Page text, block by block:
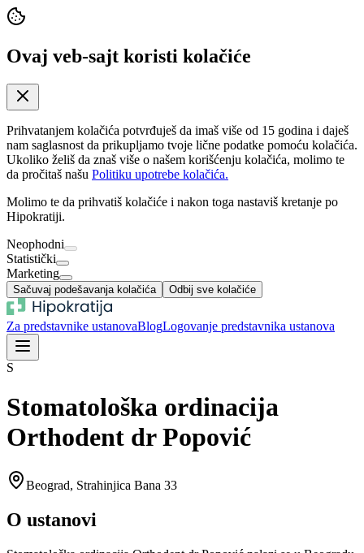
Ovaj veb-sajt koristi kolačiće
Prihvatanjem kolačića potvrđuješ da imaš više od 15 godina i daješ
nam saglasnost da prikupljamo tvoje lične podatke pomoću kolačića.
Ukoliko želiš da znaš više o našem korišćenju kolačića, molimo te
da pročitaš našu Politiku upotrebe kolačića.
Molimo te da prihvatiš kolačiće i nakon toga nastaviš kretanje po
Hipokratiji.
Neophodni
Statistički
Marketing
Sačuvaj podešavanja kolačića Odbij sve kolačiće
Za predstavnike ustanovaBlogLogovanje predstavnika ustanova
S
Stomatološka ordinacija
Orthodent dr Popović
Beograd, Strahinjica Bana 33
O ustanovi